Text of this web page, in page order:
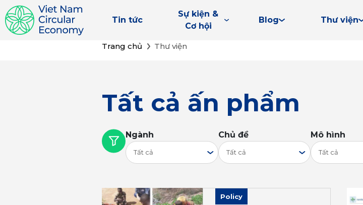
Tin tức
Sự kiện &
Cơ hội
Blog Thư viện
Trang chủ Thư viện
Tất cả ấn phẩm
Ngành
Tất cả
Chủ đề
Tất cả
Mô hình
Tất cả
Policy